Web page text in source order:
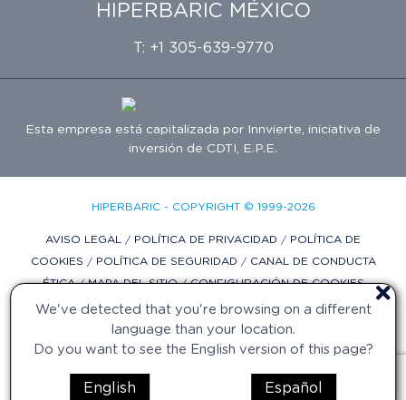
We've detected that you're browsing on a different
language than your location.
Do you want to see the English version of this page?
English Español
HIPERBARIC MÉXICO
T: +1 305-639-9770
Esta empresa está capitalizada por Innvierte, iniciativa de
inversión de CDTI, E.P.E.
HIPERBARIC - COPYRIGHT © 1999-2026
AVISO LEGAL / POLÍTICA DE PRIVACIDAD / POLÍTICA DE
COOKIES / POLÍTICA DE SEGURIDAD / CANAL DE CONDUCTA
ÉTICA/MAPA DEL SITIO/CONFIGURACIÓN DE COOKIES
DISEÑO WEB POR DIFADI.COM